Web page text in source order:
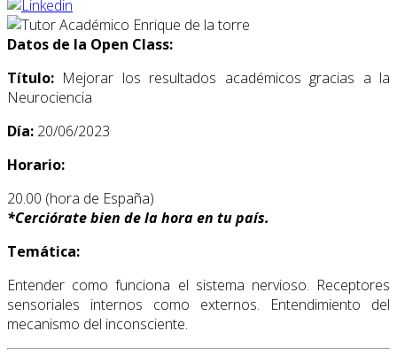
Datos de la Open Class:
Título: Mejorar los resultados académicos gracias a la
Neurociencia
Día: 20/06/2023
Horario:
20.00 (hora de España)
*Cerciórate bien de la hora en tu país.
Temática:
Entender como funciona el sistema nervioso. Receptores
sensoriales internos como externos. Entendimiento del
mecanismo del inconsciente.